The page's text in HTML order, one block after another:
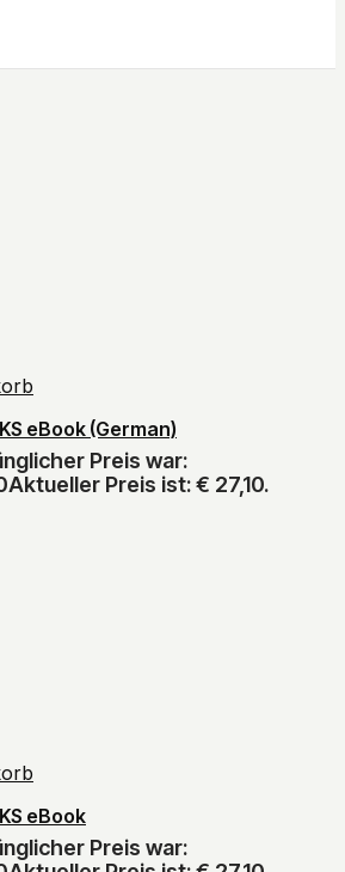
eBook (German)
Preis war:
Aktueller Preis ist: € 27,10.
eBook
Preis war: